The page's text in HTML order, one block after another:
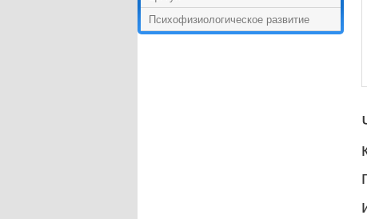
Психофизиологическое развитие